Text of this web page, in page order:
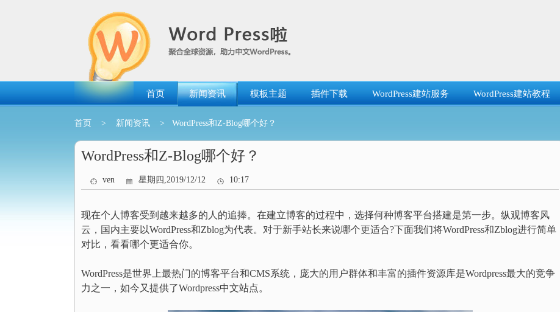
首页 新闻资讯 模板主题 插件下载 WordPress建站服务 WordPress建站教程
首页 > 新闻资讯 > WordPress和Z-Blog哪个好？
WordPress和Z-Blog哪个好？
ven 星期四,2019/12/12 10:17
现在个人博客受到越来越多的人的追捧。在建立博客的过程中，选择何种博客平台搭建是第一步。纵观博客风
云，国内主要以WordPress和Zblog为代表。对于新手站长来说哪个更适合?下面我们将WordPress和Zblog进行简单
对比，看看哪个更适合你。
WordPress是世界上最热门的博客平台和CMS系统，庞大的用户群体和丰富的插件资源库是Wordpress最大的竞争
力之一，如今又提供了Wordpress中文站点。